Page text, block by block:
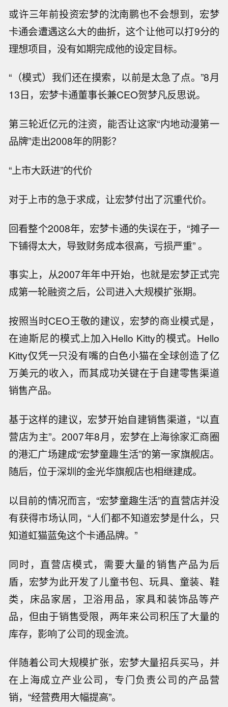
或许三年前投资宏梦的沈南鹏也不会想到，宏梦
卡通会遭遇这么大的曲折，这个让他可以打9分的
理想项目，没有如期完成他的设定目标。
“（模式）我们还在摸索，以前是太急了点。”8月
13日，宏梦卡通董事长兼CEO贺梦凡反思说。
第三轮近亿元的注资，能否让这家“内地动漫第一
品牌”走出2008年的阴影？
“上市大跃进”的代价
对于上市的急于求成，让宏梦付出了沉重代价。
回看整个2008年，宏梦卡通的失误在于，“摊子一
下铺得太大，导致财务成本很高，亏损严重” 。
事实上，从2007年年中开始，也就是宏梦正式完
成第一轮融资之后，公司进入大规模扩张期。
按照当时CEO王敬的建议，宏梦的商业模式是，
在迪斯尼的模式上加入Hello Kitty的模式。Hello
Kitty仅凭一只没有嘴的白色小猫在全球创造了亿
万美元的收入，而其成功关键在于自建零售渠道
销售产品。
基于这样的建议，宏梦开始自建销售渠道，“以直
营店为主”。2007年8月，宏梦在上海徐家汇商圈
的港汇广场建成“宏梦童趣生活”的第一家旗舰店。
随后，位于深圳的金光华旗舰店也相继建成。
以目前的情况而言，“宏梦童趣生活”的直营店并没
有获得市场认同，“人们都不知道宏梦是什么，只
知道虹猫蓝兔这个卡通品牌。”
同时，直营店模式，需要大量的销售产品为后
盾，宏梦为此开发了儿童书包、玩具、童装、鞋
类，床品家居，卫浴用品，家具和装饰品等产
品，但由于销售受限，两年来公司积压了大量的
库存，影响了公司的现金流。
伴随着公司大规模扩张，宏梦大量招兵买马，并
在上海成立产业公司，专门负责公司的产品营
销，“经营费用大幅提高”。